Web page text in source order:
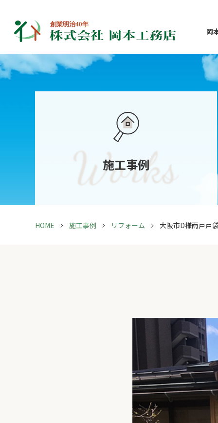
岡
施工事例
HOME 施工事例 リフォーム 大阪市D様雨戸戸